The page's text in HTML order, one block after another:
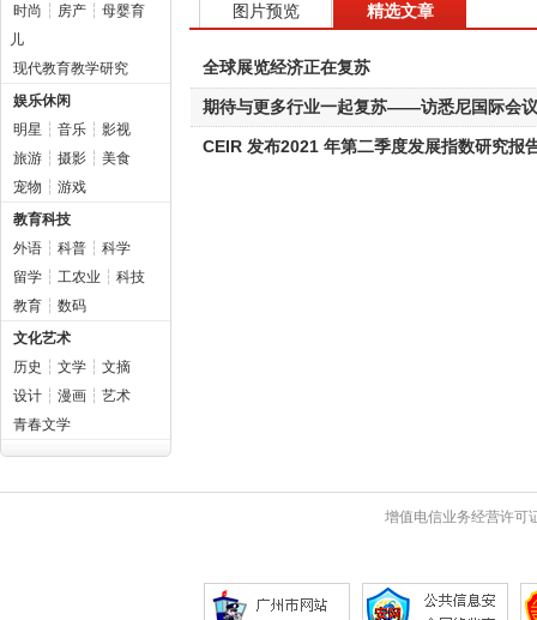
时尚 ┆ 房产 ┆ 母婴育
儿
现代教育教学研究
娱乐休闲
明星 ┆ 音乐 ┆ 影视
旅游 ┆ 摄影 ┆ 美食
宠物 ┆ 游戏
教育科技
外语 ┆ 科普 ┆ 科学
留学 ┆ 工农业 ┆ 科技
教育 ┆ 数码
文化艺术
历史 ┆ 文学 ┆ 文摘
设计 ┆ 漫画 ┆ 艺术
青春文学
图片预览 精选文章
全球展览经济正在复苏
期待与更多行业一起复苏——访悉尼国际会
CEIR 发布2021 年第二季度发展指数研究
增值电信业务经营许